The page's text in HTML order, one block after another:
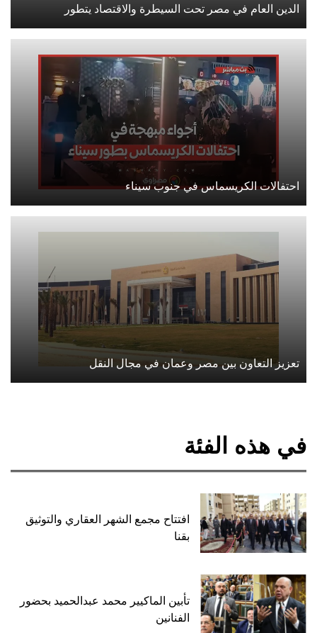
الدين العام في مصر تحت السيطرة والاقتصاد يتطور
احتفالات الكريسماس في جنوب سيناء
تعزيز التعاون بين مصر وعمان في مجال النقل
في هذه الفئة
افتتاح مجمع الشهر العقاري والتوثيق
بقنا
تأبين الماكيير محمد عبدالحميد بحضور
الفنانين